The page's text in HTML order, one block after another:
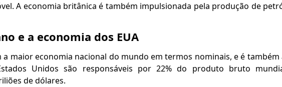
A economia britânica é também impulsionada pela produção de
e a economia dos EUA
a maior economia nacional do mundo em termos nominais, e é
Unidos são responsáveis por 22% do produto bruto
de dólares.